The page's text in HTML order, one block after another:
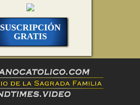
SUSCRIPCIÓN
GRATIS